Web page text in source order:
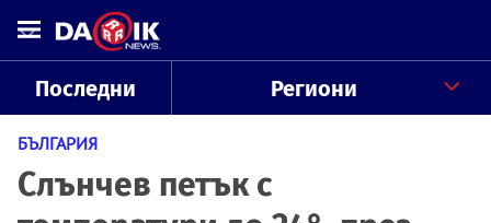
Последни Региони
БЪЛГАРИЯ
Слънчев петък с